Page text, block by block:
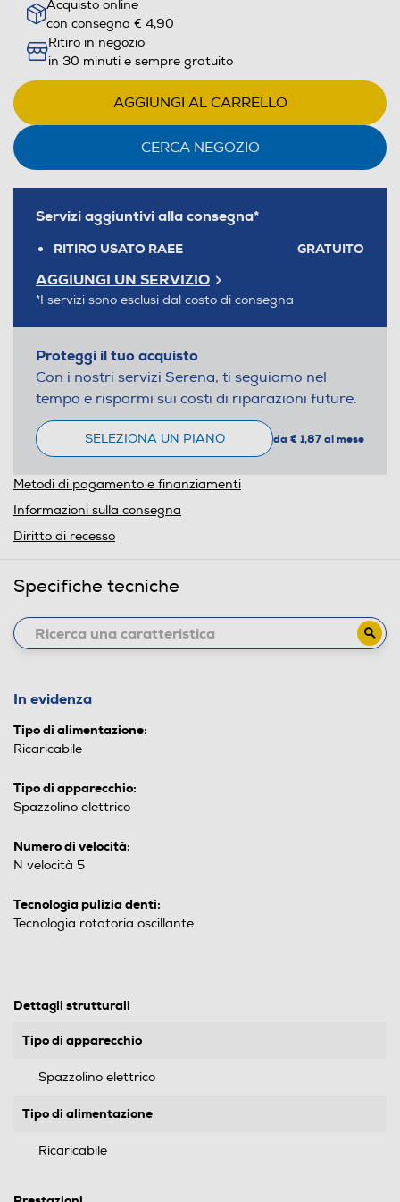
Acquisto online
con consegna € 4,90
Ritiro in negozio
in 30 minuti e sempre gratuito
AGGIUNGI AL CARRELLO
CERCA NEGOZIO
Servizi aggiuntivi alla consegna*
RITIRO USATO RAEE GRATUITO
AGGIUNGI UN SERVIZIO
*I servizi sono esclusi dal costo di consegna
Proteggi il tuo acquisto
Con i nostri servizi Serena, ti seguiamo nel
tempo e risparmi sui costi di riparazioni future.
SELEZIONA UN PIANO da € 1,87 al mese
Metodi di pagamento e finanziamenti
Informazioni sulla consegna
Diritto di recesso
Specifiche tecniche
In evidenza
Tipo di alimentazione:
Ricaricabile
Tipo di apparecchio:
Spazzolino elettrico
Numero di velocità:
N velocità 5
Tecnologia pulizia denti:
Tecnologia rotatoria oscillante
Dettagli strutturali
Tipo di apparecchio
Spazzolino elettrico
Tipo di alimentazione
Ricaricabile